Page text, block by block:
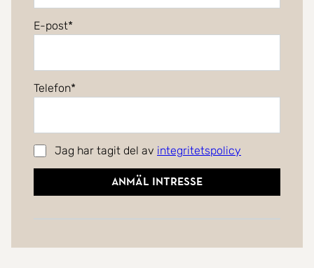
E-post
Telefon
Jag har tagit del av integritetspolicy
Anmäl intresse